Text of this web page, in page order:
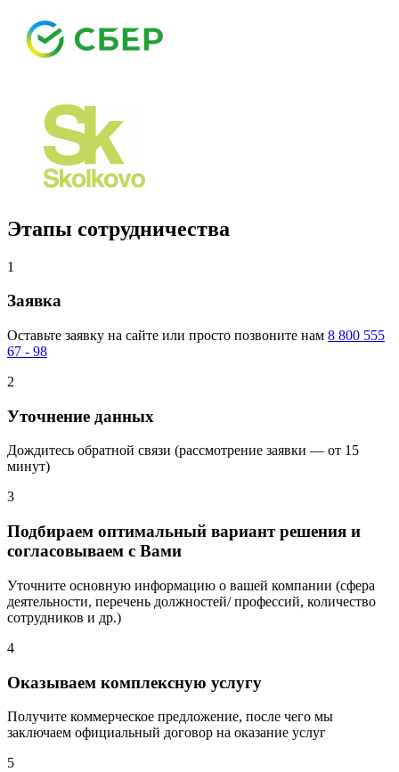
Этапы сотрудничества
1
Заявка
Оставьте заявку на сайте или просто позвоните нам 8 800 555
67 - 98
2
Уточнение данных
Дождитесь обратной связи (рассмотрение заявки — от 15
минут)
3
Подбираем оптимальный вариант решения и
согласовываем с Вами
Уточните основную информацию о вашей компании (сфера
деятельности, перечень должностей/ профессий, количество
сотрудников и др.)
4
Оказываем комплексную услугу
Получите коммерческое предложение, после чего мы
заключаем официальный договор на оказание услуг
5